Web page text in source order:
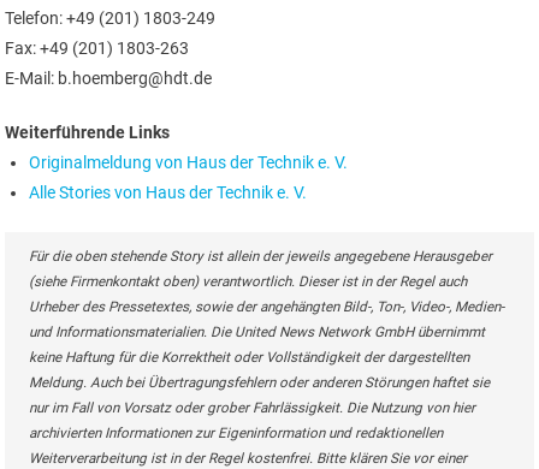
Telefon: +49 (201) 1803-249
Fax: +49 (201) 1803-263
E-Mail: b.hoemberg@hdt.de
Weiterführende Links
Originalmeldung von Haus der Technik e. V.
Alle Stories von Haus der Technik e. V.
Für die oben stehende Story ist allein der jeweils angegebene Herausgeber
(siehe Firmenkontakt oben) verantwortlich. Dieser ist in der Regel auch
Urheber des Pressetextes, sowie der angehängten Bild-, Ton-, Video-, Medien-
und Informationsmaterialien. Die United News Network GmbH übernimmt
keine Haftung für die Korrektheit oder Vollständigkeit der dargestellten
Meldung. Auch bei Übertragungsfehlern oder anderen Störungen haftet sie
nur im Fall von Vorsatz oder grober Fahrlässigkeit. Die Nutzung von hier
archivierten Informationen zur Eigeninformation und redaktionellen
Weiterverarbeitung ist in der Regel kostenfrei. Bitte klären Sie vor einer